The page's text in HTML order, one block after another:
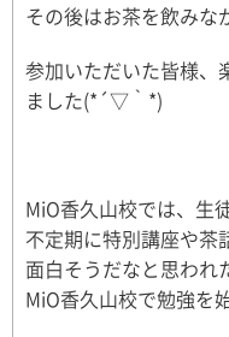
その後はお茶を飲みな
参加いただいた皆様、
ました(*´▽｀*)
MiO香久山校では、生
不定期に特別講座や茶
面白そうだなと思われ
MiO香久山校で勉強を